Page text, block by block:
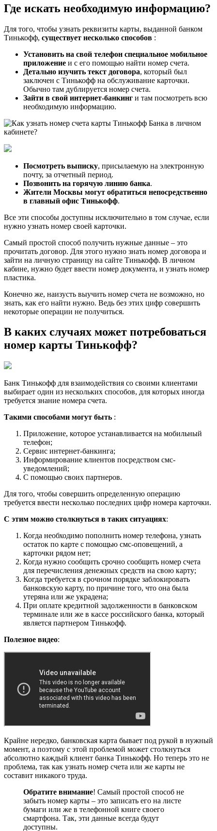
Где искать необходимую информацию?
Для того, чтобы узнать реквизиты карты, выданной банком
Тинькофф, существует несколько способов :
Установить на свой телефон специальное мобильное
приложение и с его помощью найти номер счета.
Детально изучить текст договора, который был
заключен с Тинькофф на обслуживание карточки.
Обычно там дублируется номер счета.
Зайти в свой интернет-банкинг и там посмотреть всю
необходимую информацию.
Посмотреть выписку, присылаемую на электронную
почту, за отчетный период.
Позвонить на горячую линию банка.
Жители Москвы могут обратиться непосредственно
в главный офис Тинькофф.
Все эти способы доступны исключительно в том случае, если
нужно узнать номер своей карточки.
Самый простой способ получить нужные данные – это
прочитать договор. Для этого нужно знать номер договора и
зайти на личную страницу на сайте Тинькофф. В личном
кабине, нужно будет ввести номер документа, и узнать номер
пластика.
Конечно же, наизусть выучить номер счета не возможно, но
знать, как его найти нужно. Ведь без этих цифр совершить
некоторые операции не получиться.
В каких случаях может потребоваться
номер карты Тинькофф?
Банк Тинькофф для взаимодействия со своими клиентами
выбирает один из нескольких способов, для которых иногда
требуется знание номера счета.
Такими способами могут быть :
Приложение, которое устанавливается на мобильный
телефон;
Сервис интернет-банкинга;
Информирование клиентов посредством смс-
уведомлений;
С помощью своих партнеров.
Для того, чтобы совершить определенную операцию
требуется ввести несколько последних цифр номера карточки.
С этим можно столкнуться в таких ситуациях:
Когда необходимо пополнить номер телефона, узнать
остаток по карте с помощью смс-оповещений, а
карточки рядом нет;
Когда нужно сообщить срочно сообщить номер счета
для перечисления денежных средств на свою карту;
Когда требуется в срочном порядке заблокировать
банковскую карту, по причине того, что она была
утеряна или же украдена;
При оплате кредитной задолженности в банковском
терминале или же в кассе российского банка, который
является партнером Тинькофф.
Полезное видео:
Крайне нередко, банковская карта бывает под рукой в нужный
момент, а поэтому с этой проблемой может столкнуться
абсолютно каждый клиент банка Тинькофф. Но теперь это не
проблема, так как узнать номер счета или же карты не
составит никакого труда.
Обратите внимание! Самый простой способ не
забыть номер карты – это записать его на листе
бумаги или же в телефонной книге своего
смартфона. Так, эти данные всегда будут
доступны.